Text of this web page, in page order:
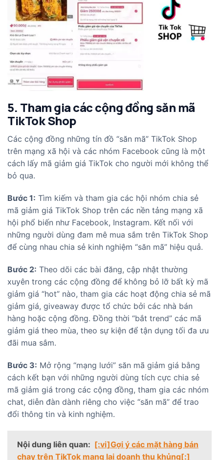
5. Tham gia các cộng đồng săn mã
TikTok Shop
Các cộng đồng những tín đồ “săn mã” TikTok Shop
trên mạng xã hội và các nhóm Facebook cũng là một
cách lấy mã giảm giá TikTok cho người mới không thể
bỏ qua.
Bước 1: Tìm kiếm và tham gia các hội nhóm chia sẻ
mã giảm giá TikTok Shop trên các nền tảng mạng xã
hội phổ biến như Facebook, Instagram. Kết nối với
những người dùng đam mê mua sắm trên TikTok Shop
để cùng nhau chia sẻ kinh nghiệm “săn mã” hiệu quả.
Bước 2: Theo dõi các bài đăng, cập nhật thường
xuyên trong các cộng đồng để không bỏ lỡ bất kỳ mã
giảm giá “hot” nào, tham gia các hoạt động chia sẻ mã
giảm giá, giveaway được tổ chức bởi các nhà bán
hàng hoặc cộng đồng. Đồng thời “bắt trend” các mã
giảm giá theo mùa, theo sự kiện để tận dụng tối đa ưu
đãi mua sắm.
Bước 3: Mở rộng “mạng lưới” săn mã giảm giá bằng
cách kết bạn với những người dùng tích cực chia sẻ
mã giảm giá trong các cộng đồng, tham gia các nhóm
chat, diễn đàn dành riêng cho việc “săn mã” để trao
đổi thông tin và kinh nghiệm.
Nội dung liên quan: [:vi]Gợi ý các mặt hàng bán
chạy trên TikTok mang lại doanh thu khủng[:]